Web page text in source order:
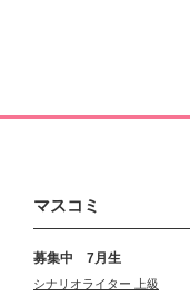
マスコミ
募集中 7月生
シナリオライター 上級